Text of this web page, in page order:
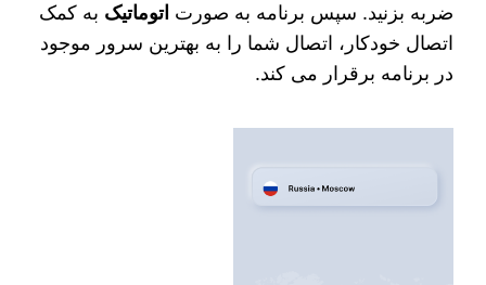
ضربه بزنید. سپس برنامه به صورت اتوماتیک به کمک
اتصال خودکار، اتصال شما را به بهترین سرور موجود
در برنامه برقرار می‌ کند.